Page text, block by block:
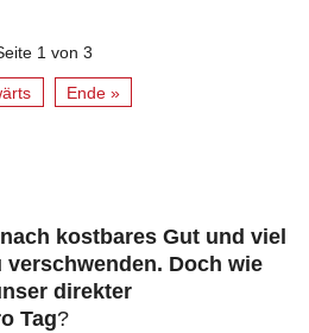
1 von 3
Ende »
kostbares Gut und viel
verschwenden. Doch wie
direkter
Tag?